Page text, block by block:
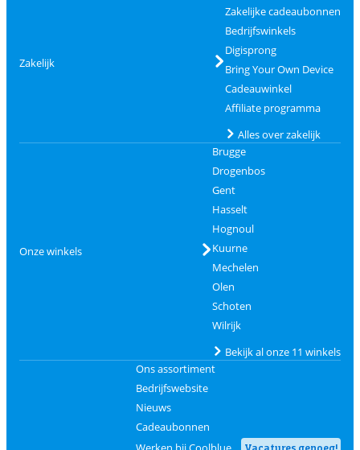
Zakelijk
Zakelijke cadeaubonnen
Bedrijfswinkels
Digisprong
Bring Your Own Device
Cadeauwinkel
Affiliate programma
Alles over zakelijk
Onze winkels
Brugge
Drogenbos
Gent
Hasselt
Hognoul
Kuurne
Mechelen
Olen
Schoten
Wilrijk
Bekijk al onze 11 winkels
Ons assortiment
Bedrijfswebsite
Nieuws
Cadeaubonnen